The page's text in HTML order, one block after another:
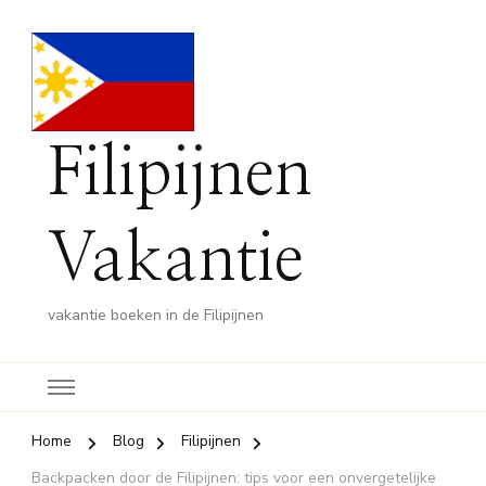
Filipijnen
Vakantie
vakantie boeken in de Filipijnen
Home Blog
Filipijnen
Backpacken door de Filipijnen: tips voor een onvergetelijke